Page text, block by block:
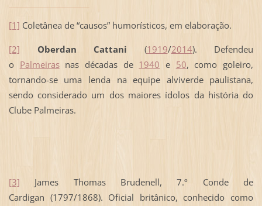
[1] Coletânea de “causos” humorísticos, em elaboração.
[2] Oberdan Cattani (1919/2014). Defendeu
o Palmeirasnas décadas de 1940 e 50, como goleiro,
tornando-se uma lenda na equipe alviverde paulistana,
sendo considerado um dos maiores ídolos da história do
Clube Palmeiras.
[3] James Thomas Brudenell, 7.º Conde de
Cardigan (1797/1868). Oficial britânico, conhecido como